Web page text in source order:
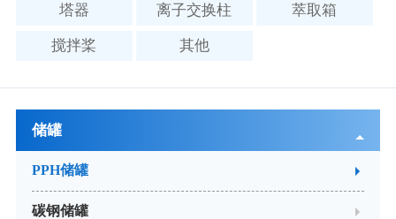
塔器 离子交换柱 萃取箱
搅拌桨 其他
储罐
PPH储罐
碳钢储罐